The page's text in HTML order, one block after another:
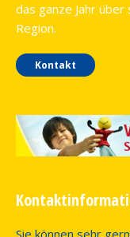
das ganze Jahr
Region.
Kontakt